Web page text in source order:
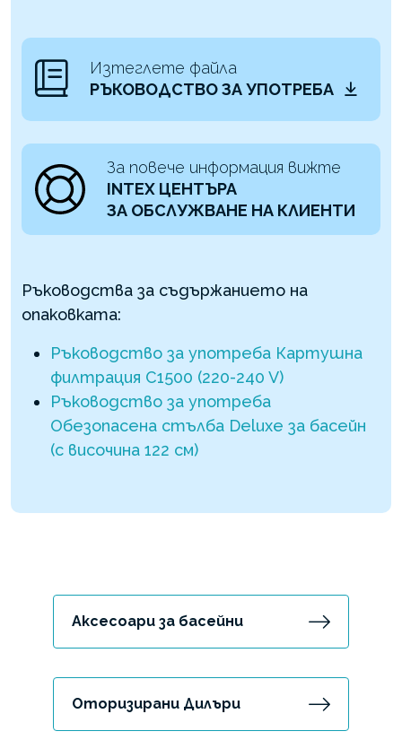
Изтеглете файла
РЪКОВОДСТВО ЗА УПОТРЕБА
За повече информация вижте
INTEX ЦЕНТЪРА
ЗА ОБСЛУЖВАНЕ НА КЛИЕНТИ
Ръководства за съдържанието на
опаковката:
Ръководство за употреба Картушна
филтрация C1500 (220-240 V)
Ръководство за употреба
Обезопасена стълба Deluxe за басейн
(с височина 122 см)
Аксесоари за басейни
Оторизирани Дилъри